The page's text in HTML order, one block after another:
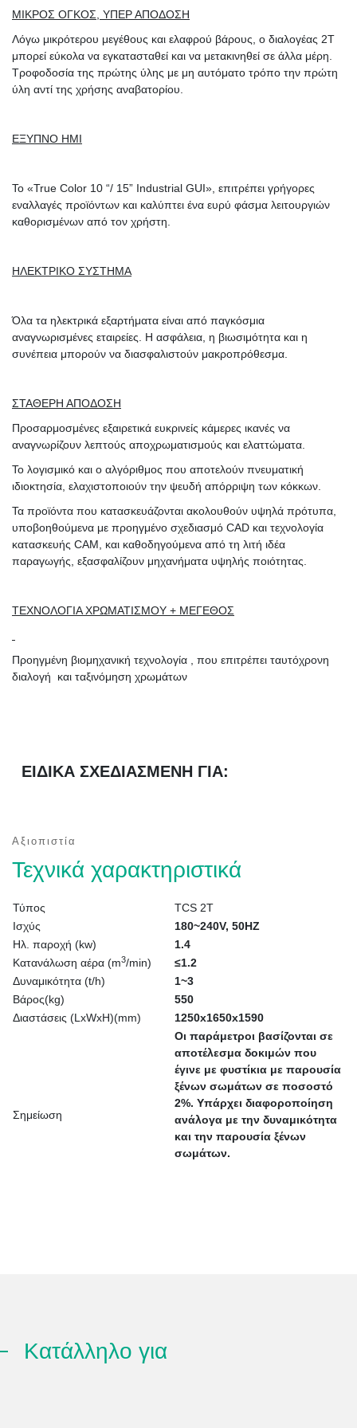
δυναμικότητας.
Η PMS HELLASπροσφέρει ολοκληρωμένη παροχή
τεχνικής υποστήριξης (εκπαίδευση-ανταλλακτικά-
επανδρωμένο από εξειδικευμένους τεχνικούς που
εβδομάδας.
Με ιδιαίτερη χαρά θα ανταποκριθούμε στο αίτημά σας
και θα σχεδιάσουμε μαζί την καλύτερη λύση που θα
Για περισσότερες πληροφορίες μπορείτε να μεταβείτε
ΜΙΚΡΟΣ ΟΓΚΟΣ, ΥΠΕΡ ΑΠΟΔΟΣΗ
Λόγω μικρότερου μεγέθους και ελαφρού βάρους, ο διαλογέας 2T
μπορεί εύκολα να εγκατασταθεί και να μετακινηθεί σε άλλα μέρη.
Τροφοδοσία της πρώτης ύλης με μη αυτόματο τρόπο την πρώτη
ύλη αντί της χρήσης αναβατορίου.
ΕΞΥΠΝΟ ΗΜΙ
Το «True Color 10 “/ 15” Industrial GUI», επιτρέπει γρήγορες
εναλλαγές προϊόντων και καλύπτει ένα ευρύ φάσμα λειτουργιών
καθορισμένων από τον χρήστη.
ΗΛΕΚΤΡΙΚΟ ΣΥΣΤΗΜΑ
Όλα τα ηλεκτρικά εξαρτήματα είναι από παγκόσμια
αναγνωρισμένες εταιρείες. Η ασφάλεια, η βιωσιμότητα και η
συνέπεια μπορούν να διασφαλιστούν μακροπρόθεσμα.
ΣΤΑΘΕΡΗ ΑΠΟΔΟΣΗ
Προσαρμοσμένες εξαιρετικά ευκρινείς κάμερες ικανές να
αναγνωρίζουν λεπτούς αποχρωματισμούς και ελαττώματα.
Το λογισμικό και ο αλγόριθμος που αποτελούν πνευματική
ιδιοκτησία, ελαχιστοποιούν την ψευδή απόρριψη των κόκκων.
Τα προϊόντα που κατασκευάζονται ακολουθούν υψηλά πρότυπα,
υποβοηθούμενα με προηγμένο σχεδιασμό CAD και τεχνολογία
κατασκευής CAM, και καθοδηγούμενα από τη λιτή ιδέα
παραγωγής, εξασφαλίζουν μηχανήματα υψηλής ποιότητας.
ΤΕΧΝΟΛΟΓΙΑ ΧΡΩΜΑΤΙΣΜΟΥ + ΜΕΓΕΘΟΣ
Προηγμένη βιομηχανική τεχνολογία , που επιτρέπει ταυτόχρονη
διαλογή και ταξινόμηση χρωμάτων
ΕΙΔΙΚΑ ΣΧΕΔΙΑΣΜΕΝΗ ΓΙΑ:
Αξιοπιστία
Τεχνικά χαρακτηριστικά
Τύπος
TCS 2T
Ισχύς
180~240V, 50HZ
Ηλ. παροχή (kw)
1.4
Κατανάλωση αέρα (m3/min)
≤1.2
Δυναμικότητα (t/h)
1~3
Βάρος(kg)
550
Διαστάσεις (LxWxH)(mm)
1250x1650x1590
Σημείωση
Οι παράμετροι βασίζονται σε
αποτέλεσμα δοκιμών που
έγινε με φυστίκια με παρουσία
ξένων σωμάτων σε ποσοστό
2%. Υπάρχει διαφοροποίηση
ανάλογα με την δυναμικότητα
και την παρουσία ξένων
σωμάτων.
Κατάλληλο για